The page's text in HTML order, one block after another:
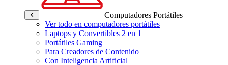
Computadores Portátiles
Ver todo en computadores portátiles
Laptops y Convertibles 2 en 1
Portátiles Gaming
Para Creadores de Contenido
Con Inteligencia Artificial